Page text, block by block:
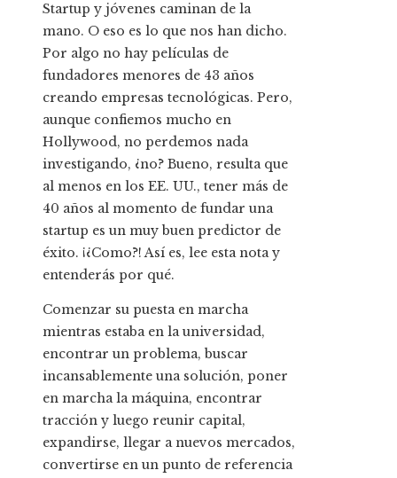
Startup y jóvenes caminan de la
mano. O eso es lo que nos han dicho.
Por algo no hay películas de
fundadores menores de 43 años
creando empresas tecnológicas. Pero,
aunque confiemos mucho en
Hollywood, no perdemos nada
investigando, ¿no? Bueno, resulta que
al menos en los EE. UU., tener más de
40 años al momento de fundar una
startup es un muy buen predictor de
éxito. ¡¿Como?! Así es, lee esta nota y
entenderás por qué.
Comenzar su puesta en marcha
mientras estaba en la universidad,
encontrar un problema, buscar
incansablemente una solución, poner
en marcha la máquina, encontrar
tracción y luego reunir capital,
expandirse, llegar a nuevos mercados,
convertirse en un punto de referencia